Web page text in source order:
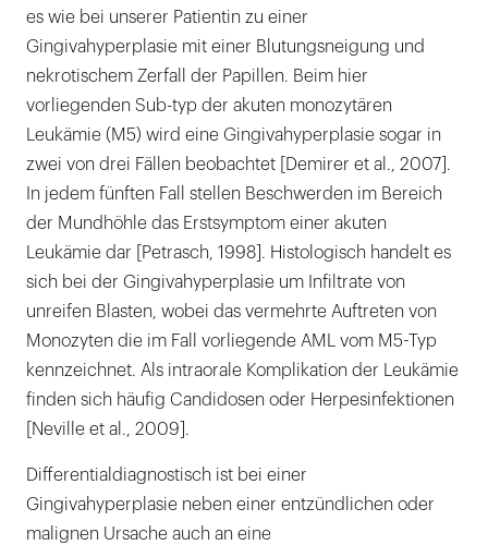
es wie bei unserer Patientin zu einer
Gingivahyperplasie mit einer Blutungsneigung und
nekrotischem Zerfall der Papillen. Beim hier
vorliegenden Sub-typ der akuten monozytären
Leukämie (M5) wird eine Gingivahyperplasie sogar in
zwei von drei Fällen beobachtet [Demirer et al., 2007].
In jedem fünften Fall stellen Beschwerden im Bereich
der Mundhöhle das Erstsymptom einer akuten
Leukämie dar [Petrasch, 1998]. Histologisch handelt es
sich bei der Gingivahyperplasie um Infiltrate von
unreifen Blasten, wobei das vermehrte Auftreten von
Monozyten die im Fall vorliegende AML vom M5-Typ
kennzeichnet. Als intraorale Komplikation der Leukämie
finden sich häufig Candidosen oder Herpesinfektionen
[Neville et al., 2009].
Differentialdiagnostisch ist bei einer
Gingivahyperplasie neben einer entzündlichen oder
malignen Ursache auch an eine